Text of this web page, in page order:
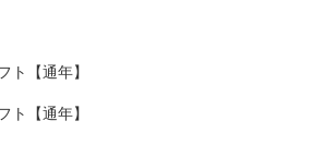
ト【通年】
ト【通年】